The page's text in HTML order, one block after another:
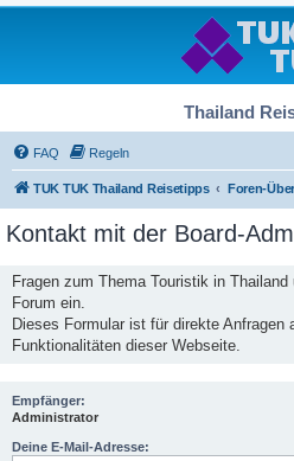
Thailand
FAQ Regeln
TUK TUK Thailand Reisetipps Foren-
Kontakt mit der Board-
Fragen zum Thema Touristik in
Forum ein.
Dieses Formular ist für direkte Anfragen
Funktionalitäten dieser Webseite.
Empfänger:
Administrator
Deine E-Mail-Adresse: